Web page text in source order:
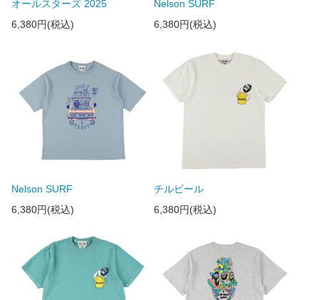
オールスターズ 2025
6,380円(税込)
Nelson SURF
6,380円(税込)
Nelson SURF
6,380円(税込)
チルビール
6,380円(税込)